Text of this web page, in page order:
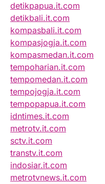
detikpapua.it.com
detikbali.it.com
kompasbali.it.com
kompasjogja.it.com
kompasmedan.it.com
tempoharian.it.com
tempomedan.it.com
tempojogja.it.com
tempopapua.it.com
idntimes.it.com
metrotv.it.com
sctv.it.com
transtv.it.com
indosiar.it.com
metrotvnews.it.com